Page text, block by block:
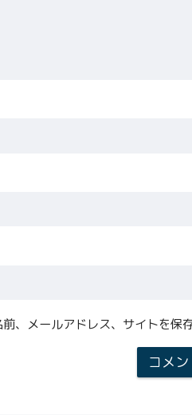
、メールアドレス、サイトを保存